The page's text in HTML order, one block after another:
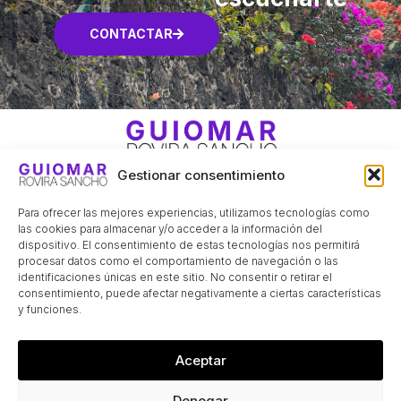
Gestionar consentimiento
Para ofrecer las mejores experiencias, utilizamos tecnologías como
las cookies para almacenar y/o acceder a la información del
dispositivo. El consentimiento de estas tecnologías nos permitirá
procesar datos como el comportamiento de navegación o las
identificaciones únicas en este sitio. No consentir o retirar el
consentimiento, puede afectar negativamente a ciertas características
y funciones.
Aceptar
CONTACTAR
Menú